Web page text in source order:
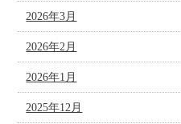
2026年3月
2026年2月
2026年1月
2025年12月